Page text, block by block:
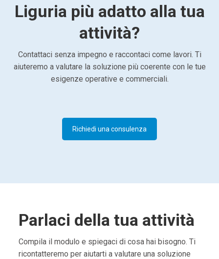
Liguria più adatto alla tua
attività?
Contattaci senza impegno e raccontaci come lavori. Ti
aiuteremo a valutare la soluzione più coerente con le tue
esigenze operative e commerciali.
Richiedi una consulenza
Parlaci della tua attività
Compila il modulo e spiegaci di cosa hai bisogno. Ti
ricontatteremo per aiutarti a valutare una soluzione